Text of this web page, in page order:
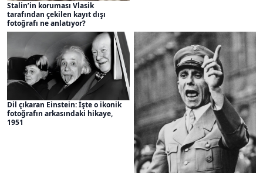
Stalin’in koruması Vlasik
tarafından çekilen kayıt dışı
fotoğrafı ne anlatıyor?
Dil çıkaran Einstein: İşte o ikonik
fotoğrafın arkasındaki hikaye,
1951